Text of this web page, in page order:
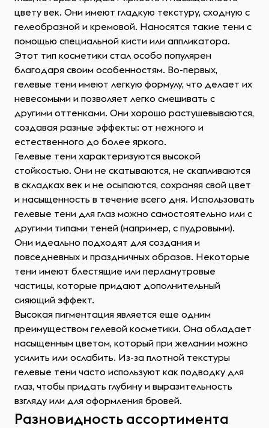
цвету век. Они имеют гладкую текстуру, сходную с
гелеобразной и кремовой. Наносятся такие тени с
помощью специальной кисти или аппликатора.
Этот тип косметики стал особо популярен
благодаря своим особенностям. Во-первых,
гелевые тени имеют легкую формулу, что делает их
невесомыми и позволяет легко смешивать с
другими оттенками. Они хорошо растушевываются,
создавая разные эффекты: от нежного и
естественного до более яркого.
Гелевые тени характеризуются высокой
стойкостью. Они не скатываются, не скапливаются
в складках век и не осыпаются, сохраняя свой цвет
и насыщенность в течение всего дня. Использовать
гелевые тени для глаз можно самостоятельно или с
другими типами теней (например, с пудровыми).
Они идеально подходят для создания и
повседневных и праздничных образов. Некоторые
тени имеют блестящие или перламутровые
частицы, которые придают дополнительный
сияющий эффект.
Высокая пигментация является еще одним
преимуществом гелевой косметики. Она обладает
насыщенным цветом, который при желании можно
усилить или ослабить. Из-за плотной текстуры
гелевые тени часто используют как подводку для
глаз, чтобы придать глубину и выразительность
взгляду или для оформления бровей.
Разновидность ассортимента